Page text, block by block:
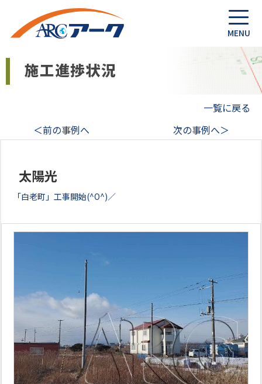
一覧に戻る
＜前の事例へ
次の事例へ＞
太陽光
「白老町」工事開始(^O^)／